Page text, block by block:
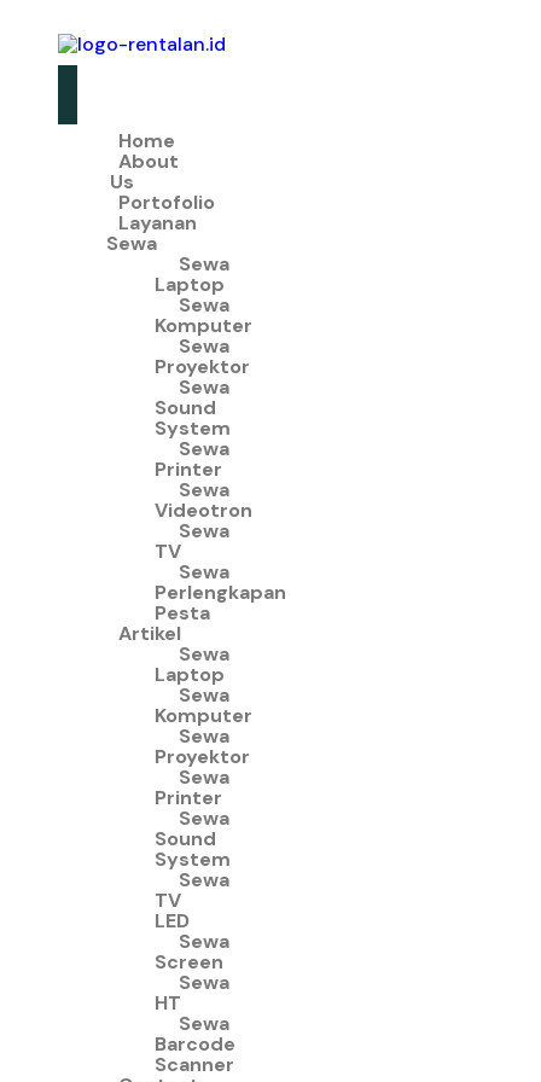
Home
About
Us
Portofolio
Layanan
Sewa
Sewa
Laptop
Sewa
Komputer
Sewa
Proyektor
Sewa
Sound
System
Sewa
Printer
Sewa
Videotron
Sewa
TV
Sewa
Perlengkapan
Pesta
Artikel
Sewa
Laptop
Sewa
Komputer
Sewa
Proyektor
Sewa
Printer
Sewa
Sound
System
Sewa
TV
LED
Sewa
Screen
Sewa
HT
Sewa
Barcode
Scanner